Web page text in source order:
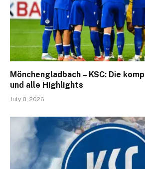
Mönchengladbach – KSC: Die
und alle Highlights
July 8, 2026